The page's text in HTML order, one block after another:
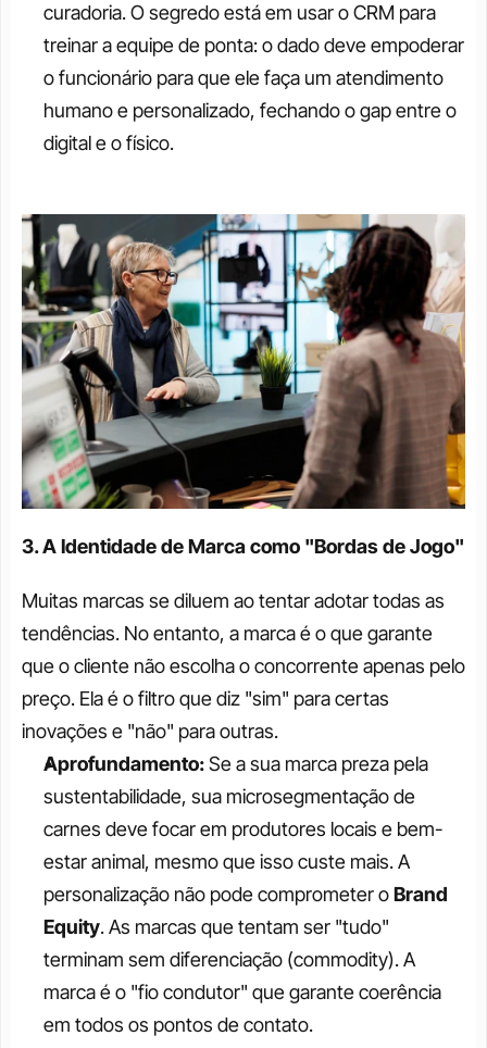
curadoria. O segredo está em usar o CRM para
treinar a equipe de ponta: o dado deve empoderar
o funcionário para que ele faça um atendimento
humano e personalizado, fechando o gap entre o
digital e o físico.
3. A Identidade de Marca como "Bordas de Jogo"
Muitas marcas se diluem ao tentar adotar todas as
tendências. No entanto, a marca é o que garante
que o cliente não escolha o concorrente apenas pelo
preço. Ela é o filtro que diz "sim" para certas
inovações e "não" para outras.
Aprofundamento: Se a sua marca preza pela
sustentabilidade, sua microsegmentação de
carnes deve focar em produtores locais e bem-
estar animal, mesmo que isso custe mais. A
personalização não pode comprometer o Brand
Equity. As marcas que tentam ser "tudo"
terminam sem diferenciação (commodity). A
marca é o "fio condutor" que garante coerência
em todos os pontos de contato.